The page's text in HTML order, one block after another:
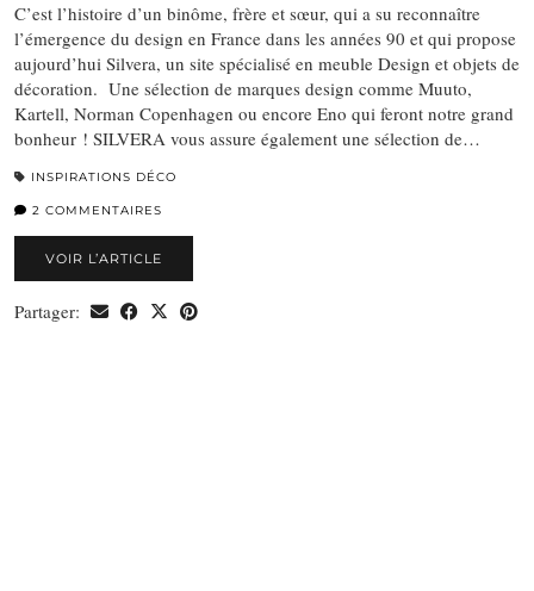
C’est l’histoire d’un binôme, frère et sœur, qui a su reconnaître
l’émergence du design en France dans les années 90 et qui propose
aujourd’hui Silvera, un site spécialisé en meuble Design et objets de
décoration. Une sélection de marques design comme Muuto,
Kartell, Norman Copenhagen ou encore Eno qui feront notre grand
bonheur ! SILVERA vous assure également une sélection de…
INSPIRATIONS DÉCO
2 COMMENTAIRES
VOIR L’ARTICLE
Partager: